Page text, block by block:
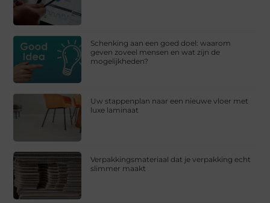
Schenking aan een goed doel: waarom
geven zoveel mensen en wat zijn de
mogelijkheden?
Uw stappenplan naar een nieuwe vloer met
luxe laminaat
Verpakkingsmateriaal dat je verpakking echt
slimmer maakt